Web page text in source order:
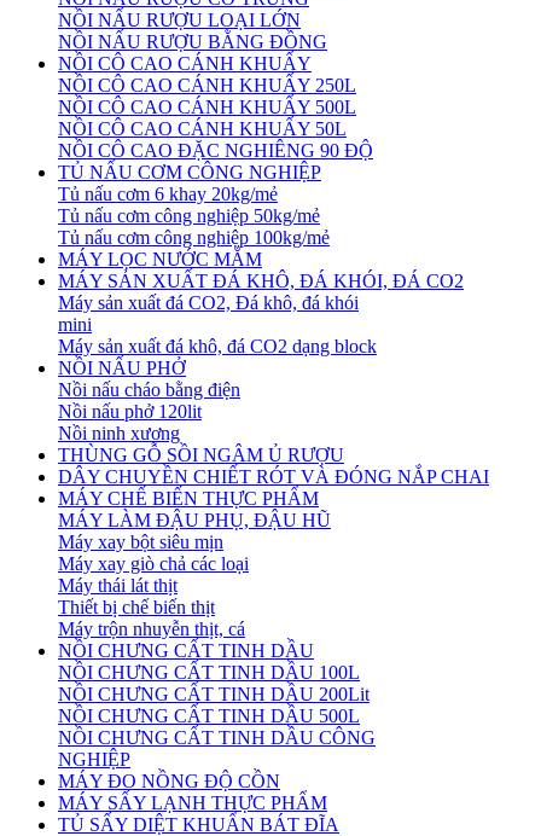
NỒI NẤU RƯỢU LOẠI LỚN
NỒI NẤU RƯỢU BẰNG ĐỒNG
NỒI CÔ CAO CÁNH KHUẤY
NỒI CÔ CAO CÁNH KHUẤY 250L
NỒI CÔ CAO CÁNH KHUẤY 500L
NỒI CÔ CAO CÁNH KHUẤY 50L
NỒI CÔ CAO ĐẶC NGHIÊNG 90 ĐỘ
TỦ NẤU CƠM CÔNG NGHIỆP
Tủ nấu cơm 6 khay 20kg/mẻ
Tủ nấu cơm công nghiệp 50kg/mẻ
Tủ nấu cơm công nghiệp 100kg/mẻ
MÁY LỌC NƯỚC MẮM
MÁY SẢN XUẤT ĐÁ KHÔ, ĐÁ KHÓI, ĐÁ CO2
Máy sản xuất đá CO2, Đá khô, đá khói
mini
Máy sản xuất đá khô, đá CO2 dạng block
NỒI NẤU PHỞ
Nồi nấu cháo bằng điện
Nồi nấu phở 120lit
Nồi ninh xương
THÙNG GỖ SỒI NGÂM Ủ RƯỢU
DÂY CHUYỀN CHIẾT RÓT VÀ ĐÓNG NẮP CHAI
MÁY CHẾ BIẾN THỰC PHẨM
MÁY LÀM ĐẬU PHỤ, ĐẬU HŨ
Máy xay bột siêu mịn
Máy xay giò chả các loại
Máy thái lát thịt
Thiết bị chế biến thịt
Máy trộn nhuyễn thịt, cá
NỒI CHƯNG CẤT TINH DẦU
NỒI CHƯNG CẤT TINH DẦU 100L
NỒI CHƯNG CẤT TINH DẦU 200Lit
NỒI CHƯNG CẤT TINH DẦU 500L
NỒI CHƯNG CẤT TINH DẦU CÔNG
NGHIỆP
MÁY ĐO NỒNG ĐỘ CỒN
MÁY SẤY LẠNH THỰC PHẨM
TỦ SẤY DIỆT KHUẨN BÁT ĐĨA